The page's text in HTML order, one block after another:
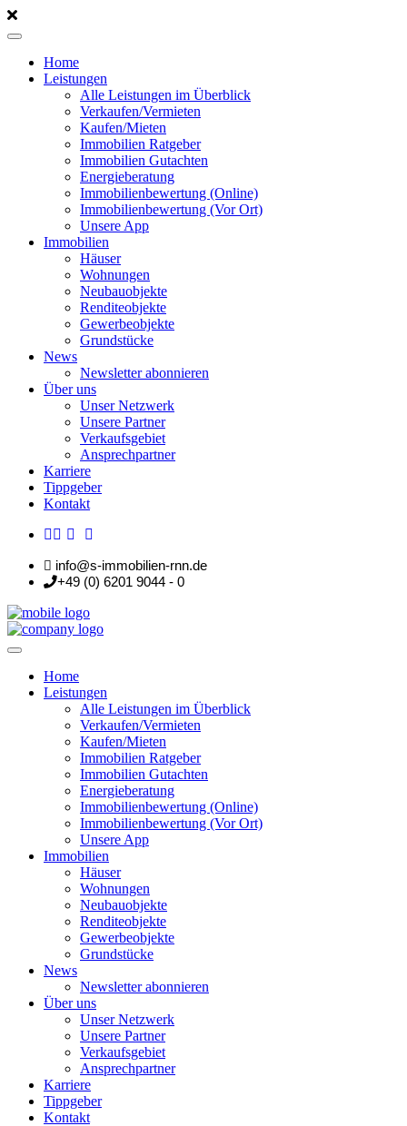
Home
Leistungen
Alle Leistungen im Überblick
Verkaufen/Vermieten
Kaufen/Mieten
Immobilien Ratgeber
Immobilien Gutachten
Energieberatung
Immobilienbewertung (Online)
Immobilienbewertung (Vor Ort)
Unsere App
Immobilien
Häuser
Wohnungen
Neubauobjekte
Renditeobjekte
Gewerbeobjekte
Grundstücke
News
Newsletter abonnieren
Über uns
Unser Netzwerk
Unsere Partner
Verkaufsgebiet
Ansprechpartner
Karriere
Tippgeber
Kontakt
info@s-immobilien-rnn.de
+49 (0) 6201 9044 - 0
Home
Leistungen
Alle Leistungen im Überblick
Verkaufen/Vermieten
Kaufen/Mieten
Immobilien Ratgeber
Immobilien Gutachten
Energieberatung
Immobilienbewertung (Online)
Immobilienbewertung (Vor Ort)
Unsere App
Immobilien
Häuser
Wohnungen
Neubauobjekte
Renditeobjekte
Gewerbeobjekte
Grundstücke
News
Newsletter abonnieren
Über uns
Unser Netzwerk
Unsere Partner
Verkaufsgebiet
Ansprechpartner
Karriere
Tippgeber
Kontakt